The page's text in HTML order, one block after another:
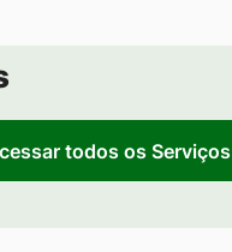
todos os Serviços